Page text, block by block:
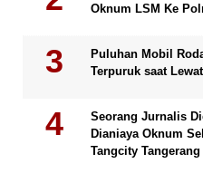
Oknum LSM Ke
Puluhan Mobil
Terpuruk saat
Seorang Jurnalis
Dianiaya Oknum
Tangcity Tangerang